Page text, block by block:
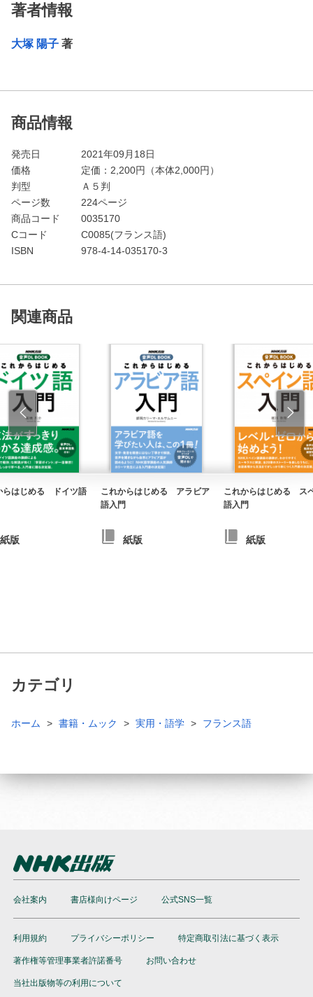
著者情報
大塚 陽子 著
商品情報
発売日
2021年09月18日
価格
定価： 2,200円（本体2,000円）
判型
Ａ５判
ページ数
224ページ
商品コード
0035170
Cコード
C0085(フランス語)
ISBN
978-4-14-035170-3
関連商品
らはじめる ドイツ語
紙版
これからはじめる アラビア
語入門
紙版
これからはじめる ス
語入門
紙版
カテゴリ
ホーム 書籍・ムック 実用・語学 フランス語
会社案内 書店様向けページ 公式SNS一覧
利用規約 プライバシーポリシー 特定商取引法に基づく表示
著作権等管理事業者許諾番号 お問い合わせ
当社出版物等の利用について